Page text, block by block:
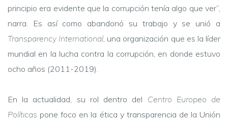
principio era evidente que la corrupción tenía algo que ver”,
narra. Es así como abandonó su trabajo y se unió a
Transparency International, una organización que es la líder
mundial en la lucha contra la corrupción, en donde estuvo
ocho años (2011-2019).
En la actualidad, su rol dentro del Centro Europeo de
Políticas pone foco en la ética y transparencia de la Unión